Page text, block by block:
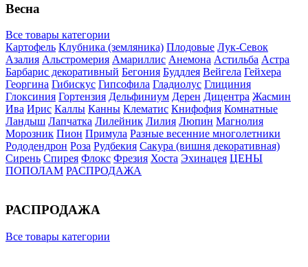
Весна
Все товары категории
Картофель Клубника (земляника) Плодовые Лук-Севок
Азалия Альстромерия Амариллис Анемона Астильба Астра
Барбарис декоративный Бегония Буддлея Вейгела Гейхера
Георгина Гибискус Гипсофила Гладиолус Глициния
Глоксиния Гортензия Дельфиниум Дерен Дицентра Жасмин
Ива Ирис Каллы Канны Клематис Книфофия Комнатные
Ландыш Лапчатка Лилейник Лилия Люпин Магнолия
Морозник Пион Примула Разные весенние многолетники
Рододендрон Роза Рудбекия Сакура (вишня декоративная)
Сирень Спирея Флокс Фрезия Хоста Эхинацея ЦЕНЫ
ПОПОЛАМ РАСПРОДАЖА
РАСПРОДАЖА
Все товары категории